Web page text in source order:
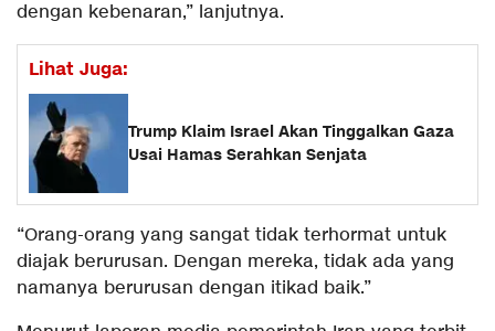
dengan kebenaran,” lanjutnya.
Lihat Juga:
Trump Klaim Israel Akan Tinggalkan Gaza
Usai Hamas Serahkan Senjata
“Orang-orang yang sangat tidak terhormat untuk
diajak berurusan. Dengan mereka, tidak ada yang
namanya berurusan dengan itikad baik.”